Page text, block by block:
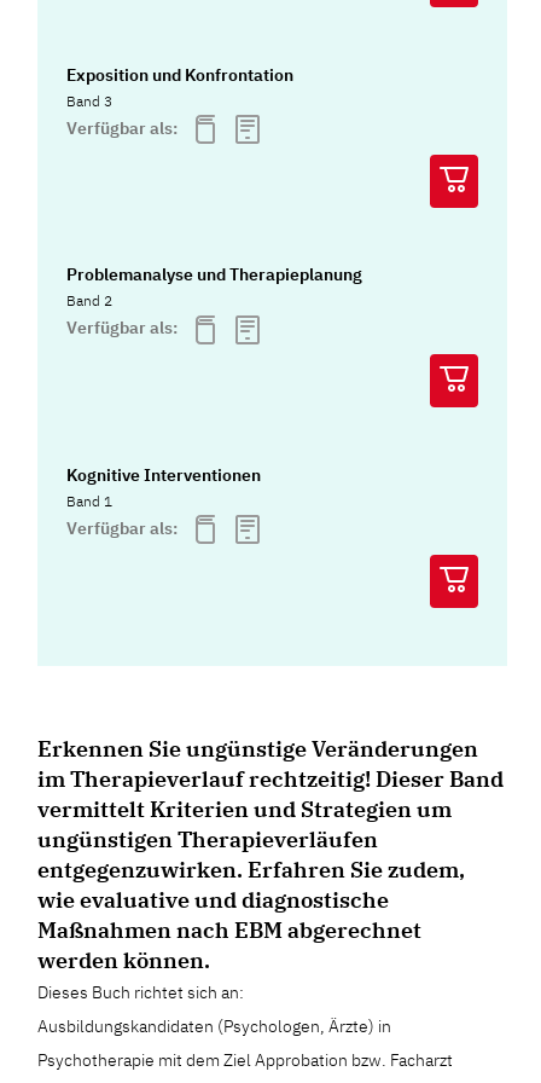
Exposition und Konfrontation
Band 3
Verfügbar als:
Problemanalyse und Therapieplanung
Band 2
Verfügbar als:
Kognitive Interventionen
Band 1
Verfügbar als:
Erkennen Sie ungünstige Veränderungen
im Therapieverlauf rechtzeitig! Dieser Band
vermittelt Kriterien und Strategien um
ungünstigen Therapieverläufen
entgegenzuwirken. Erfahren Sie zudem,
wie evaluative und diagnostische
Maßnahmen nach EBM abgerechnet
werden können.
Dieses Buch richtet sich an:
Ausbildungskandidaten (Psychologen, Ärzte) in
Psychotherapie mit dem Ziel Approbation bzw. Facharzt